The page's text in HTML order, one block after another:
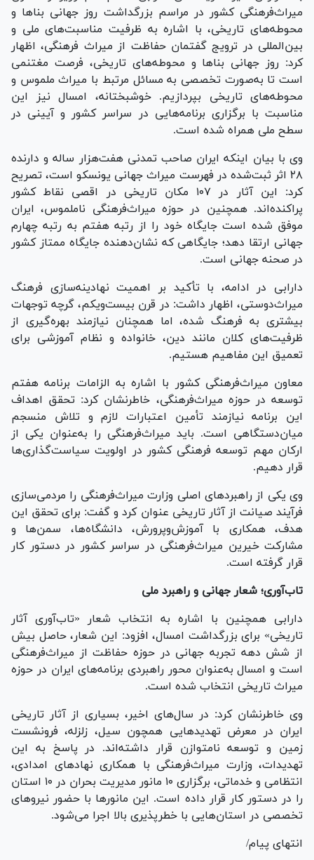
میراث‌فرهنگی کشور در مراسم بزرگداشت روز جهانی بنا‌ها و
محوطه‌های تاریخی، با اشاره به ظرفیت مناسبت‌های ملی و
بین‌المللی در ترویج گفتمان حفاظت از میراث فرهنگی، اظهار
کرد: روز جهانی بنا‌ها و محوطه‌های تاریخی، فرصت مغتنمی
است تا به‌صورت تخصصی به مسائل مرتبط با میراث ملموس و
محوطه‌های تاریخی بپردازیم. خوشبختانه، امسال نیز این
مناسبت با برگزاری برنامه‌هایی در سراسر کشور و آیینی در
سطح ملی همراه شده است.
وی با بیان اینکه ایران صاحب تمدنی هفت‌هزار ساله و دارنده
۲۸ اثر ثبت‌شده در فهرست میراث جهانی یونسکو است، تصریح
کرد: این آثار در ۱۰۷ مکان تاریخی در اقصی نقاط کشور
پراکنده‌اند. همچنین در حوزه میراث‌فرهنگی ناملموس، ایران
موفق شده است جایگاه خود را از رتبه هفتم به رتبه چهارم
جهانی ارتقا دهد؛ جایگاهی که نشان‌دهنده جایگاه ممتاز کشور
در صحنه جهانی است.
دارابی در ادامه، با تأکید بر اهمیت نهادینه‌سازی فرهنگ
میراث‌دوستی، اظهار داشت: در قرن بیست‌ویکم، گرچه توجهات
بیشتری به فرهنگ شده، اما همچنان نیازمند بهره‌گیری از
ظرفیت‌های کلان مانند دین، خانواده و نظام آموزشی برای
تعمیق این مفاهیم هستیم.
معاون میراث‌فرهنگی کشور با اشاره به الزامات برنامه هفتم
توسعه در حوزه میراث‌فرهنگی، خاطرنشان کرد: تحقق اهداف
این برنامه نیازمند تأمین اعتبارات لازم و تلاش منسجم
میان‌دستگاهی است. باید میراث‌فرهنگی را به‌عنوان یکی از
ارکان مهم توسعه فرهنگی کشور در اولویت سیاست‌گذاری‌ها
قرار دهیم.
وی یکی از راهبرد‌های اصلی وزارت میراث‌فرهنگی را مردمی‌سازی
فرآیند صیانت از آثار تاریخی عنوان کرد و گفت: برای تحقق این
هدف، همکاری با آموزش‌وپرورش، دانشگاه‌ها، سمن‌ها و
مشارکت خیرین میراث‌فرهنگی در سراسر کشور در دستور کار
قرار گرفته است.
تاب‌آوری؛ شعار جهانی و راهبرد ملی
دارابی همچنین با اشاره به انتخاب شعار «تاب‌آوری آثار
تاریخی» برای بزرگداشت امسال، افزود: این شعار، حاصل بیش
از شش دهه تجربه جهانی در حوزه حفاظت از میراث‌فرهنگی
است و امسال به‌عنوان محور راهبردی برنامه‌های ایران در حوزه
میراث تاریخی انتخاب شده است.
وی خاطرنشان کرد: در سال‌های اخیر، بسیاری از آثار تاریخی
ایران در معرض تهدید‌هایی همچون سیل، زلزله، فرونشست
زمین و توسعه نامتوازن قرار داشته‌اند. در پاسخ به این
تهدیدات، وزارت میراث‌فرهنگی با همکاری نهاد‌های امدادی،
انتظامی و خدماتی، برگزاری ۱۰ مانور مدیریت بحران در ۱۰ استان
را در دستور کار قرار داده است. این مانور‌ها با حضور نیرو‌های
تخصصی در استان‌هایی با خطرپذیری بالا اجرا می‌شود.
انتهای پیام/